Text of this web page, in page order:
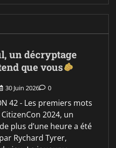
un décryptage
que vous
30 Juin 2026 0
42 - Les premiers mots
2024, un
plus d’une heure a été
Rychard Tyrer,